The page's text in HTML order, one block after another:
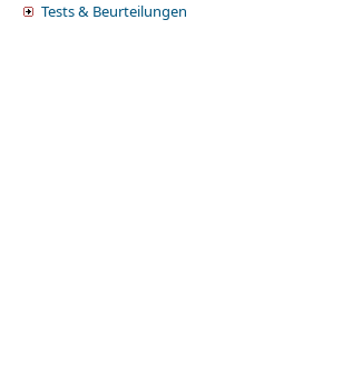
Tests & Beurteilungen